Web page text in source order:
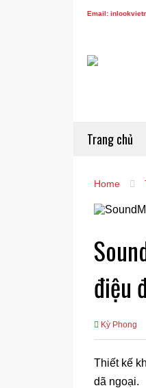
Email:
Trang chủ
Home
điệu
Kỳ Phong
Thiết kế
dã ngoại.